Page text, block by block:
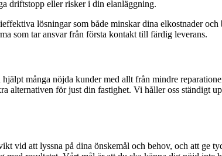
driftstopp eller risker i din elanläggning.
lösningar som både minskar dina elkostnader
som tar ansvar från första kontakt till färdig leverans.
många nöjda kunder med allt från mindre
alternativen för just din fastighet. Vi håller oss ständigt
vid att lyssna på dina önskemål och behov, och att ge